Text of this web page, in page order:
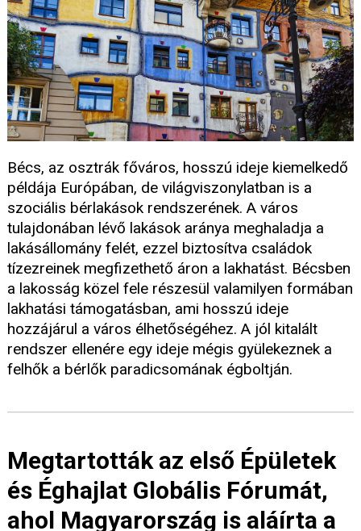
Bécs, az osztrák főváros, hosszú ideje kiemelkedő
példája Európában, de világviszonylatban is a
szociális bérlakások rendszerének. A város
tulajdonában lévő lakások aránya meghaladja a
lakásállomány felét, ezzel biztosítva családok
tízezreinek megfizethető áron a lakhatást. Bécsben
a lakosság közel fele részesül valamilyen formában
lakhatási támogatásban, ami hosszú ideje
hozzájárul a város élhetőségéhez. A jól kitalált
rendszer ellenére egy ideje mégis gyülekeznek a
felhők a bérlők paradicsomának égboltján.
Megtartották az első Épületek
és Éghajlat Globális Fórumát,
ahol Magyarország is aláírta a